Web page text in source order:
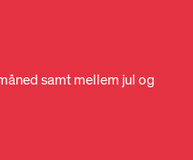
samt mellem jul og